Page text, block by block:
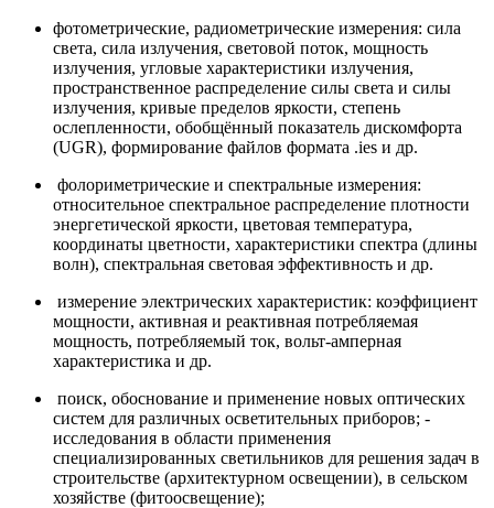
фотометрические, радиометрические измерения: сила
света, сила излучения, световой поток, мощность
излучения, угловые характеристики излучения,
пространственное распределение силы света и силы
излучения, кривые пределов яркости, степень
ослепленности, обобщённый показатель дискомфорта
(UGR), формирование файлов формата .ies и др.
фолориметрические и спектральные измерения:
относительное спектральное распределение плотности
энергетической яркости, цветовая температура,
координаты цветности, характеристики спектра (длины
волн), спектральная световая эффективность и др.
измерение электрических характеристик: коэффициент
мощности, активная и реактивная потребляемая
мощность, потребляемый ток, вольт-амперная
характеристика и др.
поиск, обоснование и применение новых оптических
систем для различных осветительных приборов; -
исследования в области применения
специализированных светильников для решения задач в
строительстве (архитектурном освещении), в сельском
хозяйстве (фитоосвещение);